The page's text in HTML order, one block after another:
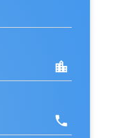
location_city
call